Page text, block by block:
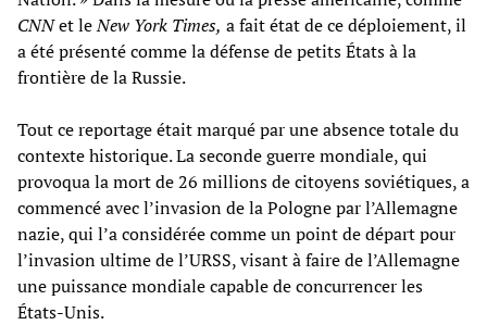
CNNet leNew York Times, a fait état de ce déploiement, il
a été présenté comme la défense de petits États à la
frontière de la Russie.
Tout ce reportage était marqué par une absence totale du
contexte historique. La seconde guerre mondiale, qui
provoqua la mort de 26 millions de citoyens soviétiques, a
commencé avec l’invasion de la Pologne par l’Allemagne
nazie, qui l’a considérée comme un point de départ pour
l’invasion ultime de l’URSS, visant à faire de l’Allemagne
une puissance mondiale capable de concurrencer les
États-Unis.